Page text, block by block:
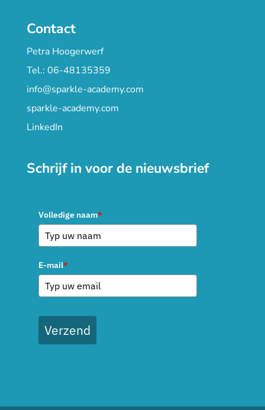
Contact
Petra Hoogerwerf
Tel.: 06-48135359
info@sparkle-academy.com
sparkle-academy.com
LinkedIn
Schrijf in voor de nieuwsbrief
Volledige naam*
E-mail*
Verzend